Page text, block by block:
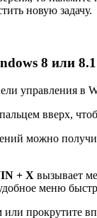
новую задачу.
8 или 8.1
управления в
вверх,
можно
+ X вызывает
меню
прокрутите